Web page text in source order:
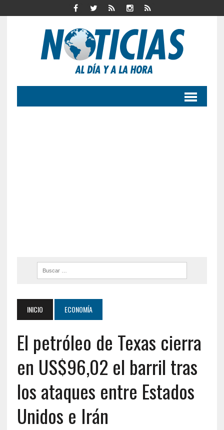
INICIO ECONOMÍA
El petróleo de Texas cierra
en US$96,02 el barril tras
los ataques entre Estados
Unidos e Irán